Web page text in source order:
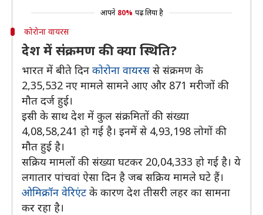
आपने 80% पढ़ लिया है
कोरोना वायरस
देश में संक्रमण की क्या स्थिति?
भारत में बीते दिन कोरोना वायरससे संक्रमण के
2,35,532 नए मामले सामने आए और 871 मरीजों की
मौत दर्ज हुई।
इसी के साथ देश में कुल संक्रमितों की संख्या
4,08,58,241 हो गई है। इनमें से 4,93,198 लोगों की
मौत हुई है।
सक्रिय मामलों की संख्या घटकर 20,04,333 हो गई है। ये
लगातार पांचवां ऐसा दिन है जब सक्रिय मामले घटे हैं।
ओमिक्रॉन वेरिएंट के कारण देश तीसरी लहर का सामना
कर रहा है।